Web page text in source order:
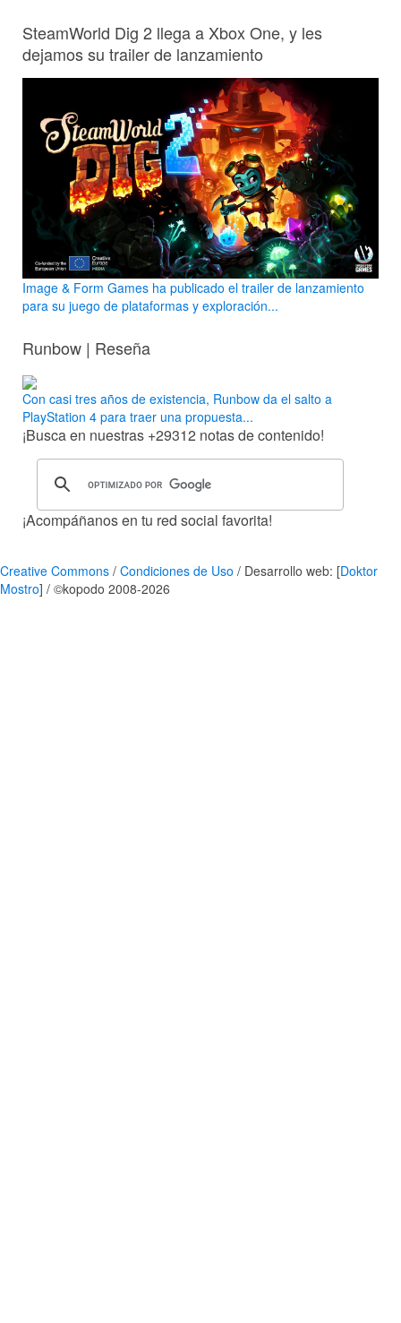
SteamWorld Dig 2 llega a Xbox One, y les
dejamos su trailer de lanzamiento
Image & Form Games ha publicado el trailer de lanzamiento
para su juego de plataformas y exploración...
Runbow | Reseña
Con casi tres años de existencia, Runbow da el salto a
PlayStation 4 para traer una propuesta...
¡Busca en nuestras +29312 notas de contenido!
¡Acompáñanos en tu red social favorita!
Creative Commons / Condiciones de Uso / Desarrollo web: [Doktor
Mostro] / ©kopodo 2008-2026